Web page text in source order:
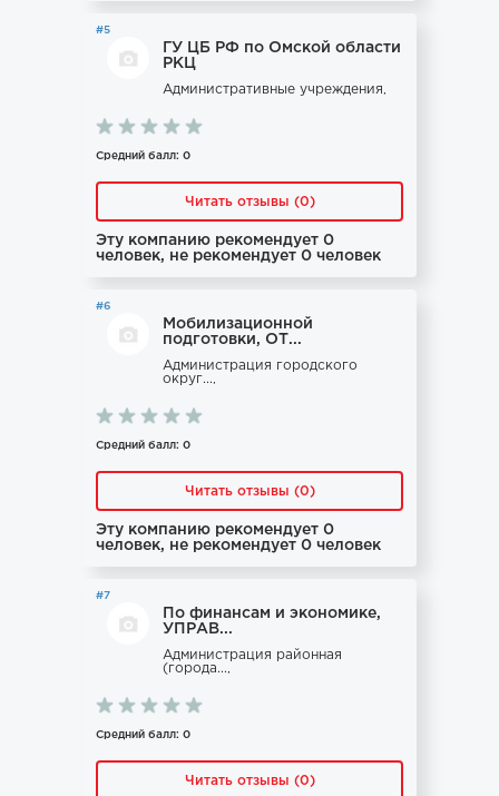
#5
ГУ ЦБ РФ по Омской области
РКЦ
Административные учреждения,
Средний балл: 0
Читать отзывы (0)
Эту компанию рекомендует 0
человек, не рекомендует 0 человек
#6
Мобилизационной
подготовки, ОТ...
Администрация городского
округ...,
Средний балл: 0
Читать отзывы (0)
Эту компанию рекомендует 0
человек, не рекомендует 0 человек
#7
По финансам и экономике,
УПРАВ...
Администрация районная
(города...,
Средний балл: 0
Читать отзывы (0)